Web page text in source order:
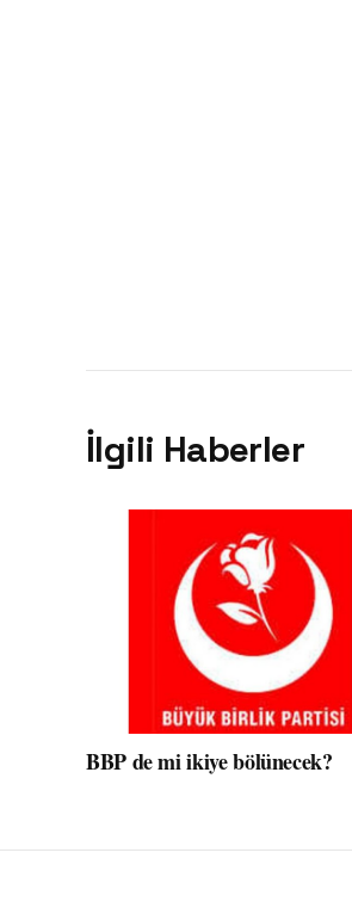
İlgili Haberler
BBP de mi ikiye bölünecek?